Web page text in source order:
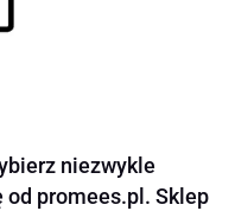
niezwykle
promees.pl. Sklep